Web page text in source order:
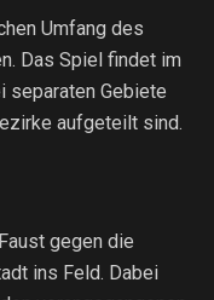
Umfang des
Das Spiel findet im
separaten Gebiete
aufgeteilt sind.
gegen die
ins Feld. Dabei